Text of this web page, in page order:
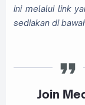
ini melalui link
sediakan di
Join